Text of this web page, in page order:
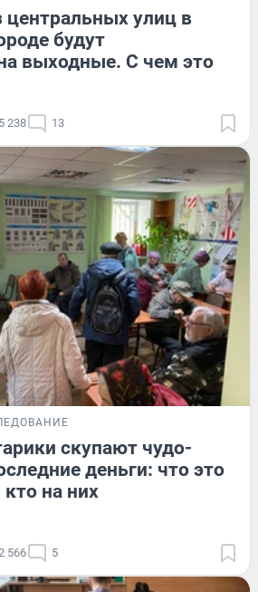
центральных улиц в
будут
выходные. С чем это
5 238 13
скупают чудо-
деньги: что это
на них
566 5